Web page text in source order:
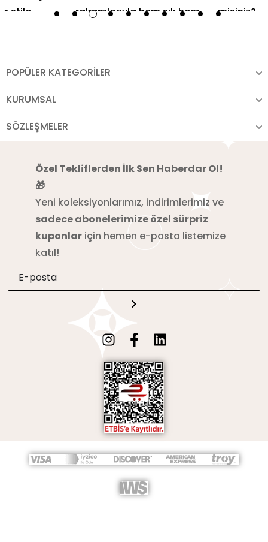
POPÜLER KATEGORİLER
KURUMSAL
SÖZLEŞMELER
Özel Tekliflerden İlk Sen Haberdar Ol!
🎁
Yeni koleksiyonlarımız, indirimlerimiz ve
sadece abonelerimize özel sürpriz
kuponlar için hemen e-posta listemize
katıl!